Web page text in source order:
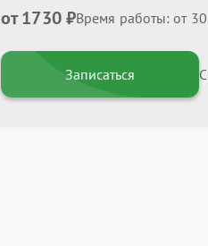
от 1730 ₽Время работы: от
Записаться